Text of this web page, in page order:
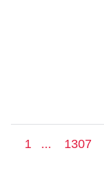
1 ... 1307